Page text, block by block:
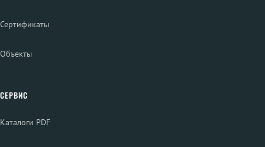
Сертификаты
Объекты
СЕРВИС
Каталоги PDF